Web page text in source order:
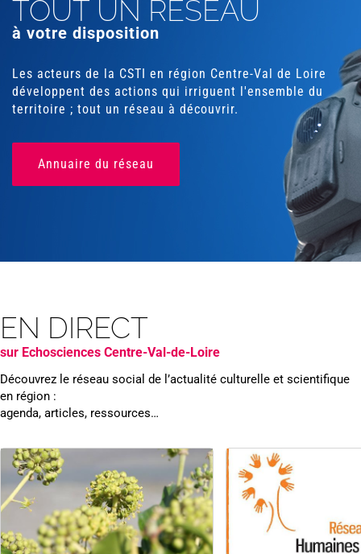
TOUT UN RÉSEAU
à votre disposition
Les acteurs de la CSTI en région Centre-Val de Loire
développent des actions qui irriguent l'ensemble du
territoire ; tout un réseau à découvrir.
Annuaire du réseau
EN DIRECT
sur Echosciences Centre-Val-de-Loire
Découvrez le réseau social de l’actualité culturelle et scientifique
en région :
agenda, articles, ressources…